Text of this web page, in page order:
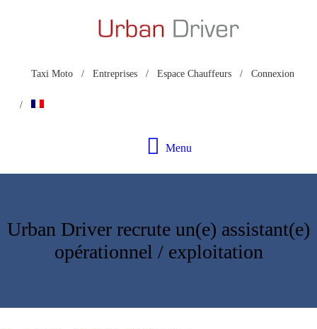
Taxi Moto Entreprises Espace Chauffeurs Connexion
Menu
Urban Driver recrute un(e) assistant(e)
opérationnel / exploitation
MOTO TAXI
NOUS CONTACTER